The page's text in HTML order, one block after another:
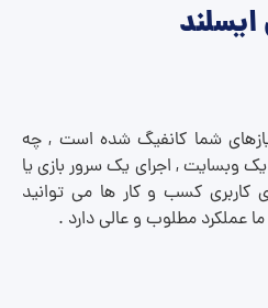
شما کانفیگ شده است , چه
یک وبسایت , اجرای یک سرور بازی یا
کاربری کسب و کار ها می توانید
عملکرد مطلوب و عالی دارد .